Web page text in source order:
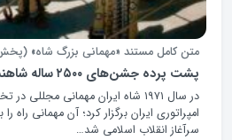
متن کامل مستند «مهمانی بزرگ شاه»
پشت پرده جشن‌های ۲۵۰۰ ساله شاهنشاهی
در سال ۱۹۷۱ شاه ایران مهمانی
امپراتوری ایران برگزار کرد؛ آن مهمانی
سرآغاز انقلاب اسلامی شد…